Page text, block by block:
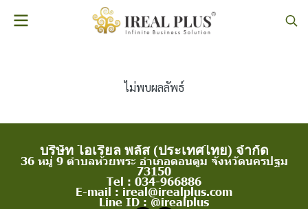
ไม่พบผลลัพธ์
บริษัท ไอเรียล พลัส (ประเทศไทย) จำกัด
36 หมู่ 9 ตำบลห้วยพระ อำเภอดอนตูม จังหวัดนครปฐม
73150
Tel : 034-966886
E-mail : ireal@irealplus.com
Line ID : @irealplus